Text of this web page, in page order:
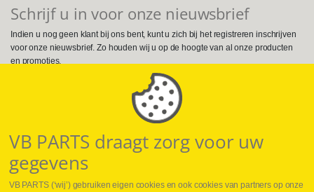
Schrijf u in voor onze nieuwsbrief
Indien u nog geen klant bij ons bent, kunt u zich bij het registreren inschrijven
voor onze nieuwsbrief. Zo houden wij u op de hoogte van al onze producten
en promoties.
Volg ons op Social Media
VB PARTS draagt zorg voor uw
gegevens
VB PARTS (‘wij’) gebruiken eigen cookies en ook cookies van partners op onze